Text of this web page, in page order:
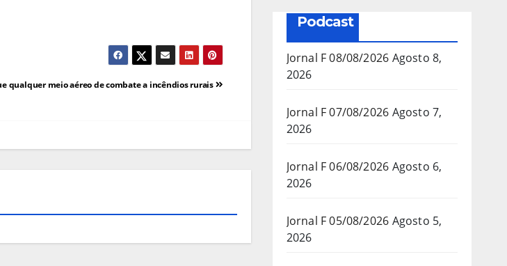
qualquer meio aéreo de combate a incêndios rurais
Podcast
Jornal F 08/08/2026 Agosto 8,
2026
Jornal F 07/08/2026 Agosto 7,
2026
Jornal F 06/08/2026 Agosto 6,
2026
Jornal F 05/08/2026 Agosto 5,
2026